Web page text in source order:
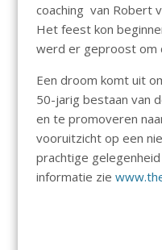
coaching van Robert
Het feest kon
werd er geproost om
Een droom komt uit
50-jarig bestaan van
en te promoveren
vooruitzicht op een
prachtige
informatie zie